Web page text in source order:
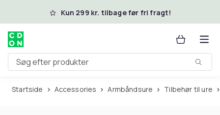
Spring til hovedindhold
Kun 299 kr. tilbage før fri fragt!
Søg efter produkter
Startside Accessories Armbåndsure Tilbehør til ure